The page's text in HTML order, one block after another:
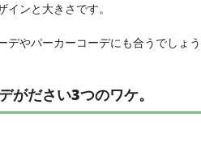
ンと大きさです。
デやパーカーコーデにも合うでしょ
がださい3つのワケ。